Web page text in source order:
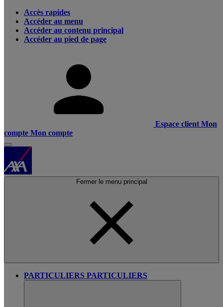
Accès rapides
Accéder au menu
Accéder au contenu principal
Accéder au pied de page
Espace client Mon
compte Mon compte
Fermer le menu principal
PARTICULIERS PARTICULIERS